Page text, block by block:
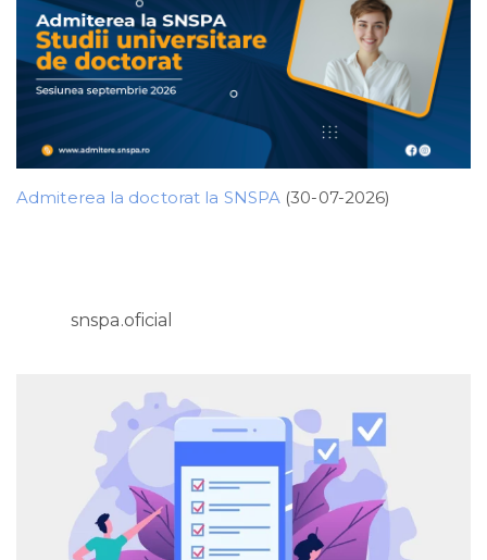
Admiterea la doctorat la SNSPA (30-07-2026)
snspa.oficial